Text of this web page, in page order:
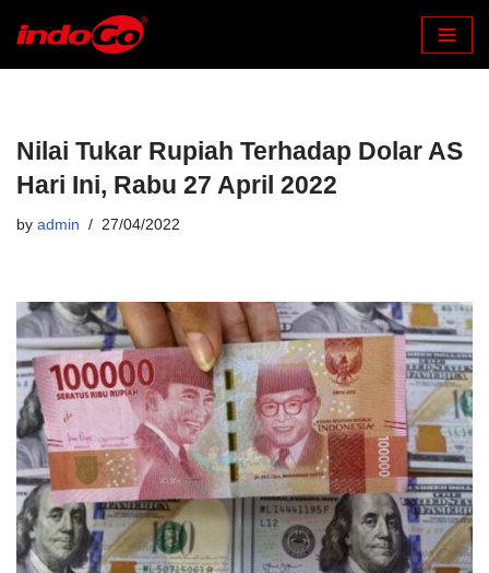
Nilai Tukar Rupiah Terhadap Dolar AS
Hari Ini, Rabu 27 April 2022
by admin 27/04/2022